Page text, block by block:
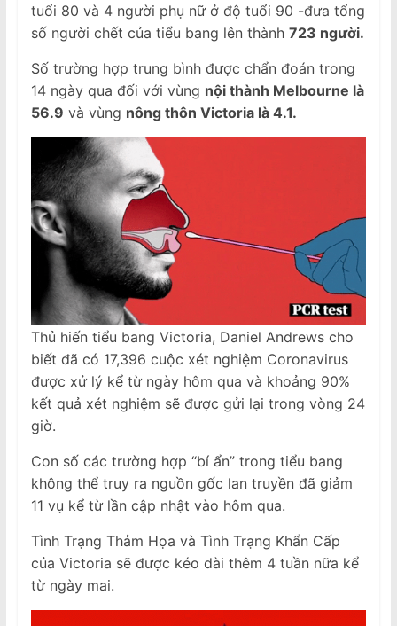
tuổi 80 và 4 người phụ nữ ở độ tuổi 90 -đưa tổng
số người chết của tiểu bang lên thành 723 người.
Số trường hợp trung bình được chẩn đoán trong
14 ngày qua đối với vùng nội thành Melbourne là
56.9 và vùng nông thôn Victoria là 4.1.
Thủ hiến tiểu bang Victoria, Daniel Andrews cho
biết đã có 17,396 cuộc xét nghiệm Coronavirus
được xử lý kể từ ngày hôm qua và khoảng 90%
kết quả xét nghiệm sẽ được gửi lại trong vòng 24
giờ.
Con số các trường hợp “bí ẩn” trong tiểu bang
không thể truy ra nguồn gốc lan truyền đã giảm
11 vụ kể từ lần cập nhật vào hôm qua.
Tình Trạng Thảm Họa và Tình Trạng Khẩn Cấp
của Victoria sẽ được kéo dài thêm 4 tuần nữa kể
từ ngày mai.